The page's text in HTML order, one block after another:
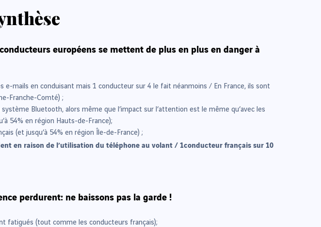
européens se mettent de plus en plus en danger à
mails en conduisant mais 1 conducteur sur 4 le fait néanmoins / En France, ils sont
Franche-Comté) ;
Bluetooth, alors même que l’impact sur l’attention est le même qu’avec les
54% en région Hauts-de-France);
(et jusqu’à 54% en région Île-de-France) ;
en raison de l’utilisation du téléphone au volant / 1conducteur français sur 10
perdurent: ne baissons pas la garde !
fatigués (tout comme les conducteurs français);